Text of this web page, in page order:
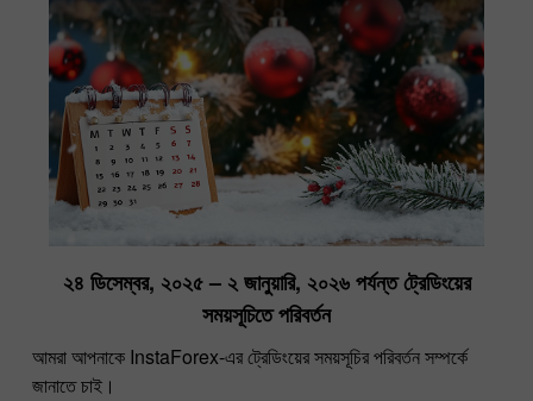
২৪ ডিসেম্বর, ২০২৫ – ২ জানুয়ারি, ২০২৬ পর্যন্ত ট্রেডিংয়ের
সময়সূচিতে পরিবর্তন
আমরা আপনাকে InstaForex-এর ট্রেডিংয়ের সময়সূচির পরিবর্তন সম্পর্কে
জানাতে চাই।